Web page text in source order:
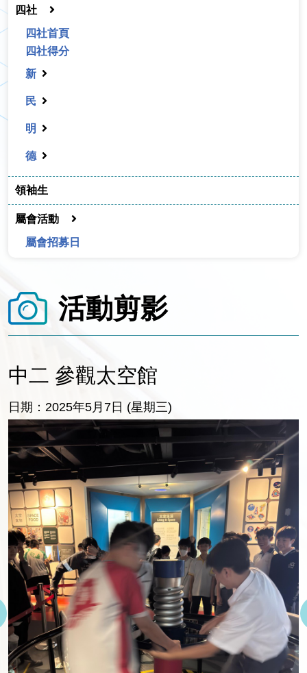
四社
四社首頁
四社得分
新
民
明
德
領袖生
屬會活動
屬會招募日
活動剪影
中二 參觀太空館
日期：2025年5月7日 (星期三)